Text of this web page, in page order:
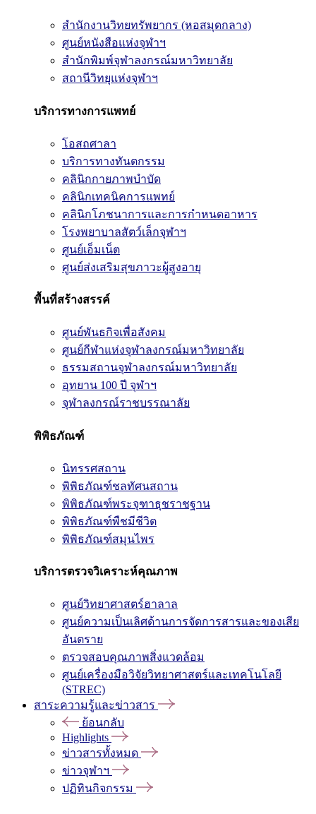
สำนักงานวิทยทรัพยากร (หอสมุดกลาง)
ศูนย์หนังสือแห่งจุฬาฯ
สำนักพิมพ์จุฬาลงกรณ์มหาวิทยาลัย
สถานีวิทยุแห่งจุฬาฯ
บริการทางการแพทย์
โอสถศาลา
บริการทางทันตกรรม
คลินิกกายภาพบำบัด
คลินิกเทคนิคการแพทย์
คลินิกโภชนาการและการกำหนดอาหาร
โรงพยาบาลสัตว์เล็กจุฬาฯ
ศูนย์เอ็มเน็ต
ศูนย์ส่งเสริมสุขภาวะผู้สูงอายุ
พื้นที่สร้างสรรค์
ศูนย์พันธกิจเพื่อสังคม
ศูนย์กีฬาแห่งจุฬาลงกรณ์มหาวิทยาลัย
ธรรมสถานจุฬาลงกรณ์มหาวิทยาลัย
อุทยาน 100 ปี จุฬาฯ
จุฬาลงกรณ์ราชบรรณาลัย
พิพิธภัณฑ์
นิทรรศสถาน
พิพิธภัณฑ์ชลทัศนสถาน
พิพิธภัณฑ์พระจุฑาธุชราชฐาน
พิพิธภัณฑ์พืชมีชีวิต
พิพิธภัณฑ์สมุนไพร
บริการตรวจวิเคราะห์คุณภาพ
ศูนย์วิทยาศาสตร์ฮาลาล
ศูนย์ความเป็นเลิศด้านการจัดการสารและของเสีย
อันตราย
ตรวจสอบคุณภาพสิ่งแวดล้อม
ศูนย์เครื่องมือวิจัยวิทยาศาสตร์และเทคโนโลยี
(STREC)
สาระความรู้และข่าวสาร
ย้อนกลับ
Highlights
ข่าวสารทั้งหมด
ข่าวจุฬาฯ
ปฏิทินกิจกรรม